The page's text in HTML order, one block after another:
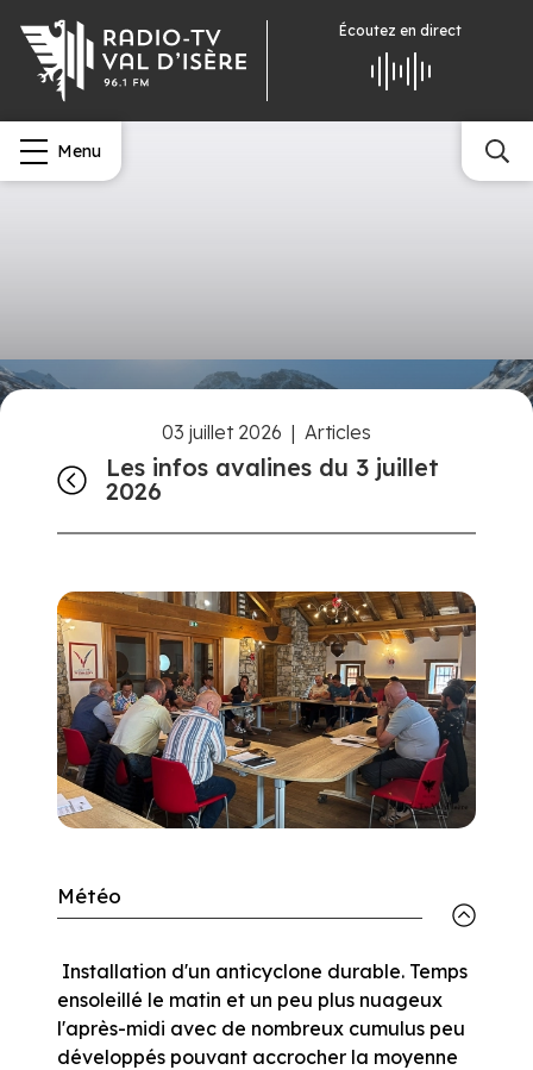
Écoutez en direct
Menu
03 juillet 2026 | Articles
Les infos avalines du 3 juillet
2026
Météo
Installation d'un anticyclone durable. Temps
ensoleillé le matin et un peu plus nuageux
l'après-midi avec de nombreux cumulus peu
développés pouvant accrocher la moyenne